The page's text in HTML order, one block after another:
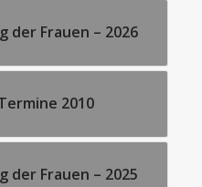
Frauen – 2026
2010
Frauen – 2025